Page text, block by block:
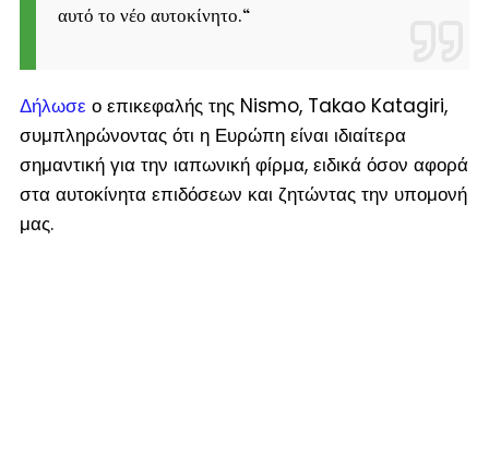
αυτό το νέο αυτοκίνητο.“
Δήλωσε ο επικεφαλής της Nismo, Takao Katagiri,
συμπληρώνοντας ότι η Ευρώπη είναι ιδιαίτερα
σημαντική για την ιαπωνική φίρμα, ειδικά όσον αφορά
στα αυτοκίνητα επιδόσεων και ζητώντας την υπομονή
μας.